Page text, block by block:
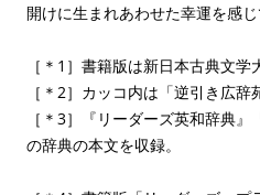
開けに生まれあわせた幸運を感じ
［＊1］書籍版は新日本古典文学
［＊2］カッコ内は「逆引き広辞
［＊3］『リーダーズ英和辞典
の辞典の本文を収録。